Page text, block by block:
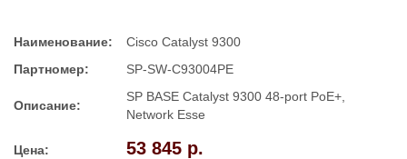
Наименование:
Cisco Catalyst 9300
Партномер:
SP-SW-C93004PE
Описание:
SP BASE Catalyst 9300 48-port PoE+,
Network Esse
Цена: 53 845 р.